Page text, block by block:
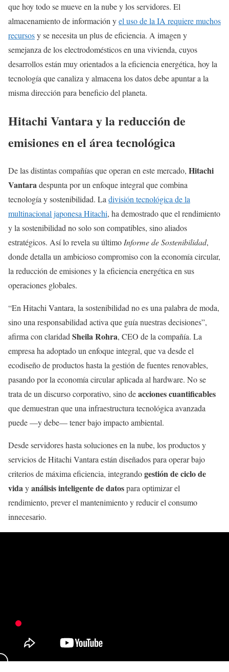
que hoy todo se mueve en la nube y los servidores. El
almacenamiento de información yel uso de la IA requiere muchos
recursosy se necesita un plus de eficiencia. A imagen y
semejanza de los electrodomésticos en una vivienda, cuyos
desarrollos están muy orientados a la eficiencia energética, hoy la
tecnología que canaliza y almacena los datos debe apuntar a la
misma dirección para beneficio del planeta.
Hitachi Vantara y la reducción de
emisiones en el área tecnológica
De las distintas compañías que operan en este mercado, Hitachi
Vantara despunta por un enfoque integral que combina
tecnología y sostenibilidad. La división tecnológica de la
multinacional japonesa Hitachi, ha demostrado que el rendimiento
y la sostenibilidad no solo son compatibles, sino aliados
estratégicos. Así lo revela su último Informe de Sostenibilidad,
donde detalla un ambicioso compromiso con la economía circular,
la reducción de emisiones y la eficiencia energética en sus
operaciones globales.
“En Hitachi Vantara, la sostenibilidad no es una palabra de moda,
sino una responsabilidad activa que guía nuestras decisiones”,
afirma con claridad Sheila Rohra, CEO de la compañía. La
empresa ha adoptado un enfoque integral, que va desde el
ecodiseño de productos hasta la gestión de fuentes renovables,
pasando por la economía circular aplicada al hardware. No se
trata de un discurso corporativo, sino deacciones cuantificables
que demuestran que una infraestructura tecnológica avanzada
puede —y debe— tener bajo impacto ambiental.
Desde servidores hasta soluciones en la nube, los productos y
servicios de Hitachi Vantara están diseñados para operar bajo
criterios de máxima eficiencia, integrandogestión de ciclo de
vida yanálisis inteligente de datospara optimizar el
rendimiento, prever el mantenimiento y reducir el consumo
innecesario.